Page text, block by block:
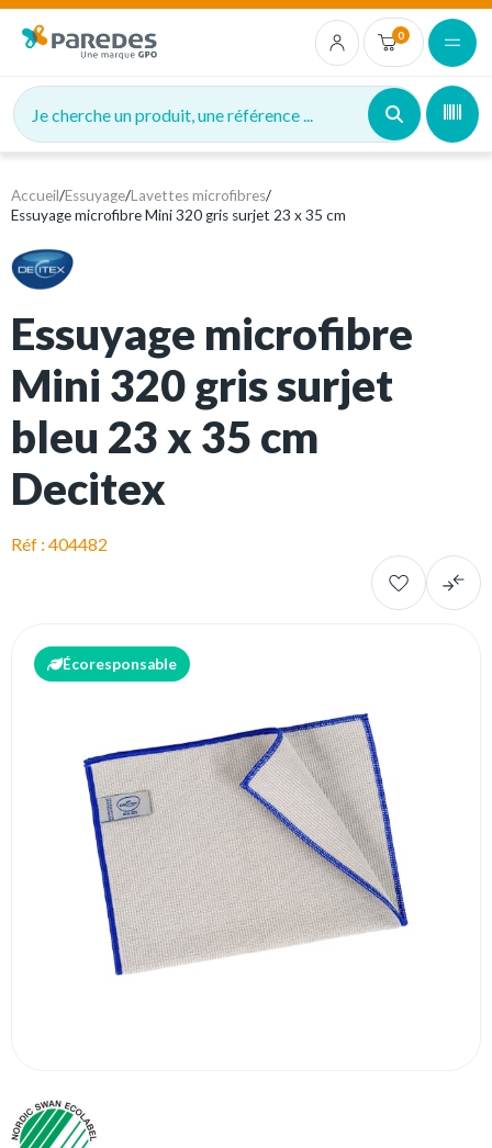
0
Je cherche un produit, une référence ...
Accueil/Essuyage/Lavettes microfibres/
Essuyage microfibre Mini 320 gris surjet 23 x 35 cm
Essuyage microfibre
Mini 320 gris surjet
bleu 23 x 35 cm
Decitex
Réf : 404482
Écoresponsable